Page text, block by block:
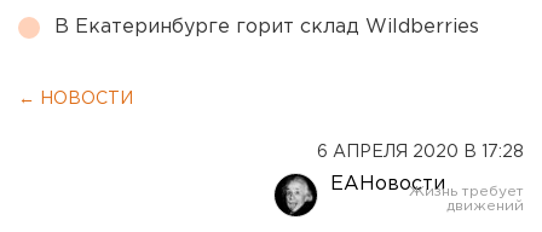
В Екатеринбурге горит склад Wildberries
← НОВОСТИ
6 АПРЕЛЯ 2020 В 17:28
ЕАНовости